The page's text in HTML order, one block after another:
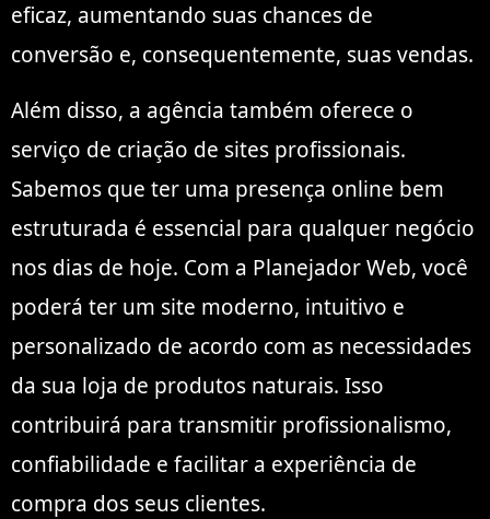
eficaz, aumentando suas chances de
conversão e, consequentemente, suas vendas.
Além disso, a agência também oferece o
serviço de criação de sites profissionais.
Sabemos que ter uma presença online bem
estruturada é essencial para qualquer negócio
nos dias de hoje. Com a Planejador Web, você
poderá ter um site moderno, intuitivo e
personalizado de acordo com as necessidades
da sua loja de produtos naturais. Isso
contribuirá para transmitir profissionalismo,
confiabilidade e facilitar a experiência de
compra dos seus clientes.